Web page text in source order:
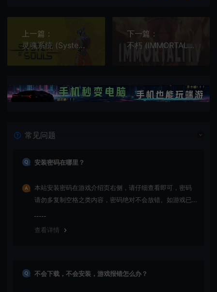
上一篇：
灵魂系统 (System of Souls) 简中|PC|第一人称益智解谜游戏
下一篇：
不朽 (IMMORTALITY) 繁中|PC|剧情向冒险游戏
常见问题
安装密码在哪里？
本站安装密码在游戏介绍页右侧，请仔细查看即可，密码
请勿多复制空格之类内容，密码绝对不会放错。如游戏已
查看详情
不会下载，不会安装，游戏报错怎么办？